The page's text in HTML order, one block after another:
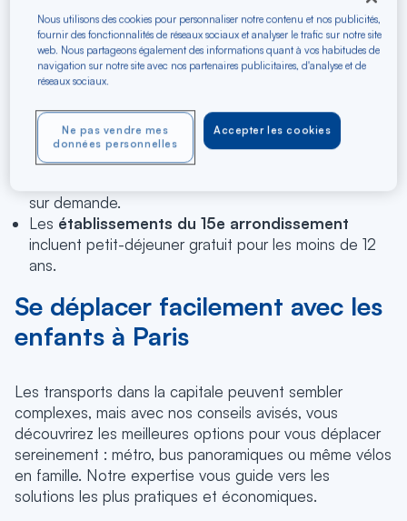
appartement spacieux, Paris regorge
hébergements adaptés aux famillesdans des
quartiers stratégiques.
cuisines équipées et chambres communicantes
jusqu'à 6 personnes.
Leshôtels familiaux de Montparnasse
sur demande.
Les établissements du 15e arrondissement
incluent petit-déjeuner gratuit pour les moins de 12
ans.
Se déplacer facilement avec les
enfants à Paris
Les transports dans la capitale peuvent sembler
complexes, mais avec nos conseils avisés, vous
découvrirez les meilleures options pour vous déplacer
sereinement : métro, bus panoramiques ou même vélos
en famille. Notre expertise vous guide vers les
solutions les plus pratiques et économiques.
Nous utilisons des cookies pour personnaliser notre contenu et nos publicités,
fournir des fonctionnalités de réseaux sociaux et analyser le trafic sur notre site
web. Nous partageons également des informations quant à vos habitudes de
navigation sur notre site avec nos partenaires publicitaires, d'analyse et de
réseaux sociaux.
Accepter les cookies
Ne pas vendre mes
données personnelles